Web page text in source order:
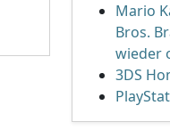
Mario
Bros.
wieder
3DS